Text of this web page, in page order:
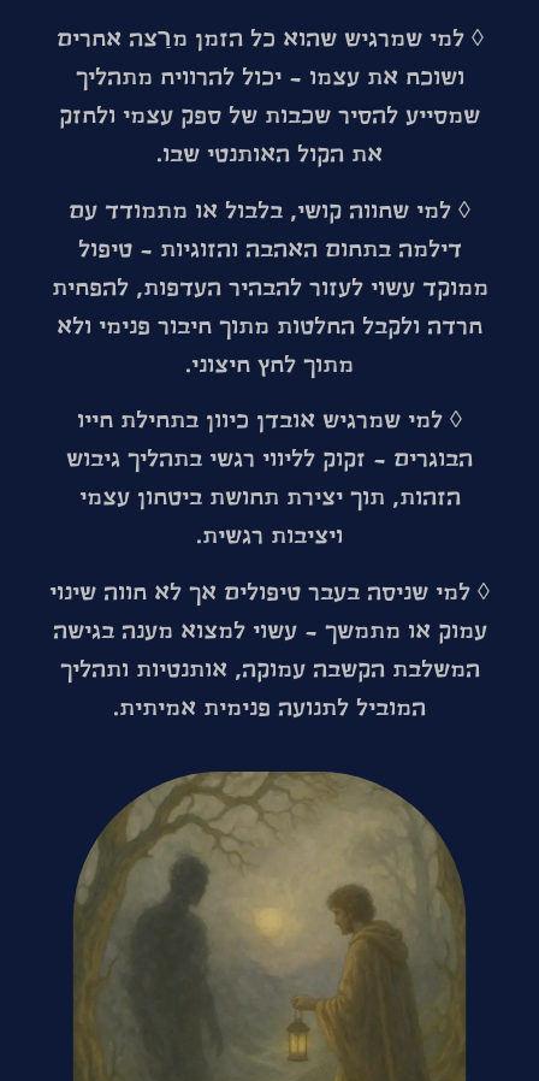
◊למי שמרגיש שהוא כל הזמן מרַצה אחרים
ושוכח את עצמו – יכול להרוויח מתהליך
שמסייע להסיר שכבות של ספק עצמי ולחזק
את הקול האותנטי שבו.
◊ למי שחווה קושי, בלבול או מתמודד עם
דילמה בתחום האהבה והזוגיות – טיפול
ממוקד עשוי לעזור להבהיר העדפות, להפחית
חרדה ולקבל החלטות מתוך חיבור פנימי ולא
מתוך לחץ חיצוני.
◊ למי שמרגיש אובדן כיוון בתחילת חייו
הבוגרים – זקוק לליווי רגשי בתהליך גיבוש
הזהות, תוך יצירת תחושת ביטחון עצמי
ויציבות רגשית.
◊ למי שניסה בעבר טיפולים אך לא חווה שינוי
עמוק או מתמשך – עשוי למצוא מענה בגישה
המשלבת הקשבה עמוקה, אותנטיות ותהליך
המוביל לתנועה פנימית אמיתית.